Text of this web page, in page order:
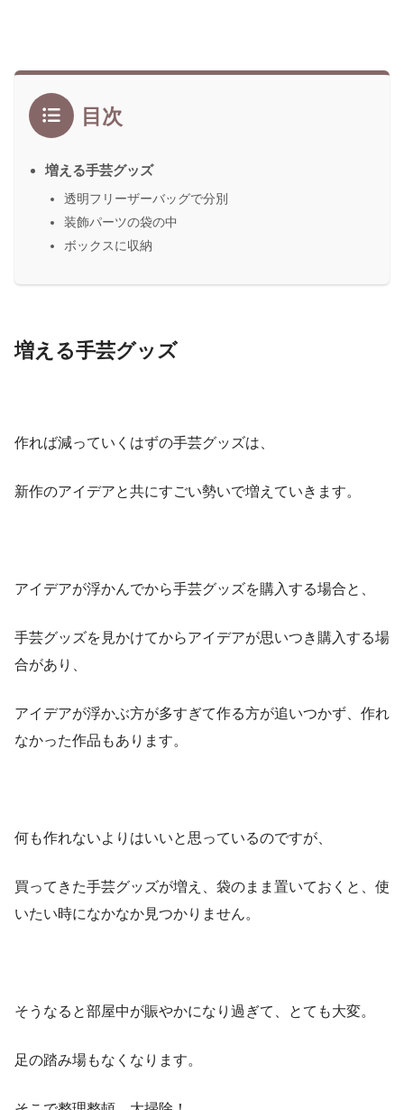
目次
増える手芸グッズ
透明フリーザーバッグで分別
装飾パーツの袋の中
ボックスに収納
増える手芸グッズ
作れば減っていくはずの手芸グッズは、
新作のアイデアと共にすごい勢いで増えていきます。
アイデアが浮かんでから手芸グッズを購入する場合と、
手芸グッズを見かけてからアイデアが思いつき購入する場
合があり、
アイデアが浮かぶ方が多すぎて作る方が追いつかず、作れ
なかった作品もあります。
何も作れないよりはいいと思っているのですが、
買ってきた手芸グッズが増え、袋のまま置いておくと、使
いたい時になかなか見つかりません。
そうなると部屋中が賑やかになり過ぎて、とても大変。
足の踏み場もなくなります。